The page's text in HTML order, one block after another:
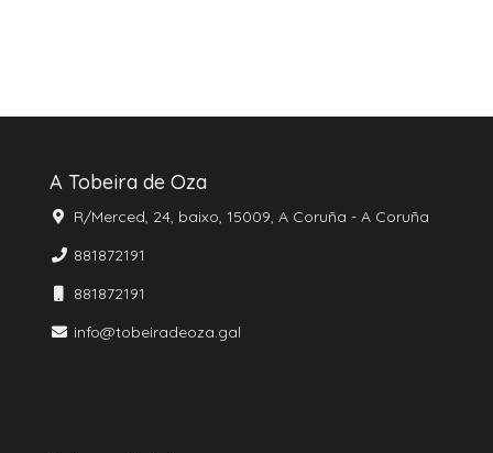
A Tobeira de Oza
R/Merced, 24, baixo, 15009, A Coruña - A Coruña
881872191
881872191
info@tobeiradeoza.gal